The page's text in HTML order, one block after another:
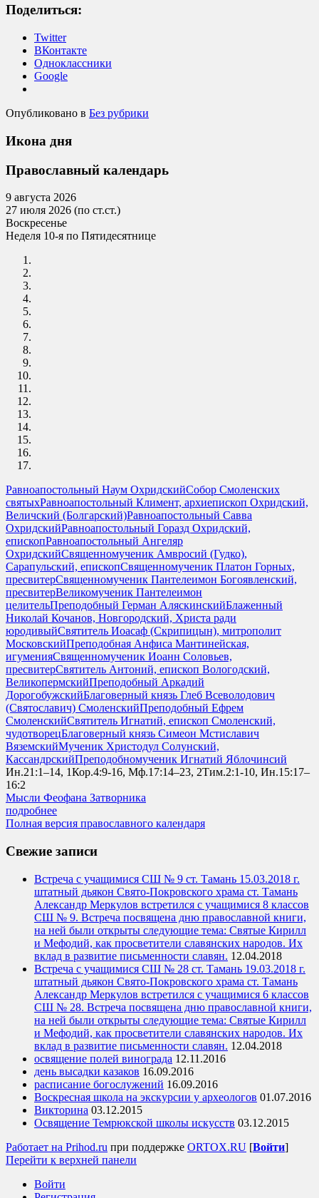
Поделиться:
Twitter
ВКонтакте
Одноклассники
Google
Опубликовано в Без рубрики
Икона дня
Православный календарь
9 августа 2026
27 июля 2026 (по ст.ст.)
Воскресенье
Неделя 10-я по Пятидесятнице
Равноапостольный Наум ОхридскийСобор Смоленских
святыхРавноапостольный Климент, архиепископ Охридский,
Величский (Болгарский)Равноапостольный Савва
ОхридскийРавноапостольный Горазд Охридский,
епископРавноапостольный Ангеляр
ОхридскийСвященномученик Амвросий (Гудко),
Сарапульский, епископСвященномученик Платон Горных,
пресвитерСвященномученик Пантелеимон Богоявленский,
пресвитерВеликомученик Пантелеимон
целительПреподобный Герман АляскинскийБлаженный
Николай Кочанов, Новгородский, Христа ради
юродивыйСвятитель Иоасаф (Скрипицын), митрополит
МосковскийПреподобная Анфиса Мантинейская,
игуменияСвященномученик Иоанн Соловьев,
пресвитерСвятитель Антоний, епископ Вологодский,
ВеликопермскийПреподобный Аркадий
ДорогобужскийБлаговерный князь Глеб Всеволодович
(Святославич) СмоленскийПреподобный Ефрем
СмоленскийСвятитель Игнатий, епископ Смоленский,
чудотворецБлаговерный князь Симеон Мстиславич
ВяземскийМученик Христодул Солунский,
КассандрскийПреподобномученик Игнатий Яблочинсий
Ин.21:1–14, 1Кор.4:9-16, Мф.17:14–23, 2Тим.2:1-10, Ин.15:17–
16:2
Мысли Феофана Затворника
подробнее
Полная версия православного календаря
Свежие записи
Встреча с учащимися СШ № 9 ст. Тамань 15.03.2018 г.
штатный дьякон Свято-Покровского храма ст. Тамань
Александр Меркулов встретился с учащимися 8 классов
СШ № 9. Встреча посвящена дню православной книги,
на ней были открыты следующие тема: Святые Кирилл
и Мефодий, как просветители славянских народов. Их
вклад в развитие письменности славян. 12.04.2018
Встреча с учащимися СШ № 28 ст. Тамань 19.03.2018 г.
штатный дьякон Свято-Покровского храма ст. Тамань
Александр Меркулов встретился с учащимися 6 классов
СШ № 28. Встреча посвящена дню православной книги,
на ней были открыты следующие тема: Святые Кирилл
и Мефодий, как просветители славянских народов. Их
вклад в развитие письменности славян. 12.04.2018
освящение полей винограда 12.11.2016
день высадки казаков 16.09.2016
расписание богослужений 16.09.2016
Воскресная школа на экскурсии у археологов 01.07.2016
Викторина 03.12.2015
Освящение Темрюкской школы искусств 03.12.2015
Работает на Prihod.ru при поддержке ORTOX.RU [Войти]
Перейти к верхней панели
Войти